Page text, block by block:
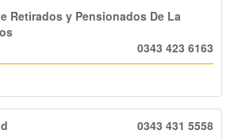
Retirados y Pensionados De La
0343 423 6163
0343 431 5558